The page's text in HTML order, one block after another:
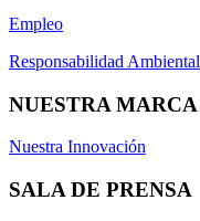
Empleo
Responsabilidad Ambiental
NUESTRA MARCA
Nuestra Innovación
SALA DE PRENSA